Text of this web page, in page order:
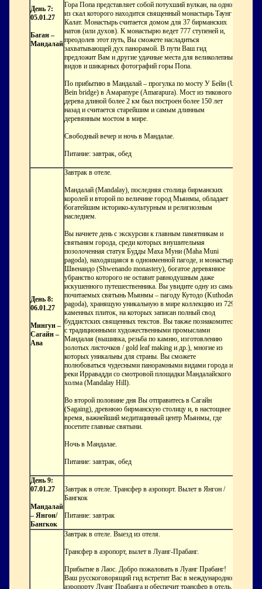
День 7:
05.01.27
Баган –
Мандалай
Гора Попа представляет собой потухший вулкан, на одной
из скал которого находится священный монастырь Таунг
Калат. Монастырь считается домом для 37 бирманских
натов (или духов). К монастырю ведет 777 ступеней и,
преодолев этот путь, Вы сможете насладиться
захватывающей дух панорамой. В пути Ваш гид
предложит Вам и другие удачные места для великолепных
видов и шикарных фотографий горы Попа.
По прибытию в Мандалай – прогулка по мосту У Бейн (U
Bein bridge) в Амарапуре (Amarapura). Мост из тикового
дерева длиной более 2 км был построен более 150 лет
назад и считается старейшим и самым длинным
деревянным мостом в мире.
Свободный вечер и ночь в Мандалае.
Питание: завтрак, обед
День 8:
06.01.27
Мингун –
Сагайн –
Ава
Завтрак в отеле.
Мандалай (Mandalay), последняя столица бирманских
королей и второй по величине город Мьянмы, обладает
богатейшим историко-культурным и религиозным
наследием.
Вы начнете день с экскурсии к главным памятникам и
святыням города, среди которых внушительная
позолоченная статуя Будды Маха Муни (Maha Muni
pagoda), находящаяся в одноименной пагоде, и монастырь
Швенандо (Shwenando monastery), богатое деревянное
убранство которого не оставит равнодушным даже
искушенного путешественника. Вы увидите одну из самых
почитаемых святынь Мьянмы – пагоду Кутодо (Kuthodaw
pagoda), хранящую уникальную в мире коллекцию из 729
каменных плиток, на которых записан полный свод
буддистских священных текстов. Вы также познакомитесь
с традиционными художественными промыслами
Мандалая (вышивка, резьба по камню, изготовлению
золотых листочков / gold leaf making и др.), многие из
которых уникальны для страны. Вы сможете
полюбоваться чудесными панорамными видами города и
реки Ирравадди со смотровой площадки Мандалайского
холма (Mandalay Hill).
Во второй половине дня Вы отправитесь в Сагайн
(Sagaing), древнюю бирманскую столицу и, в настощяее
время, важнейший медитацинный центр Мьянмы, где
посетите главные святыни.
Ночь в Мандалае.
Питание: завтрак, обед
День 9:
07.01.27
Мандалай
– Янгон/
Бангкок
Завтрак в отеле. Трансфер в аэропорт. Вылет в Янгон /
Бангкок
Питание: завтрак
Завтрак в отеле. Выезд из отеля.
Трансфер в аэропорт, вылет в Луанг-Прабанг.
Прибытие в Лаос. Добро пожаловать в Луанг Прабанг!
Ваш русскоговорящий гид встретит Вас в международном
аэропорту Луанг Прабанга и обеспечит трансфер в отель.